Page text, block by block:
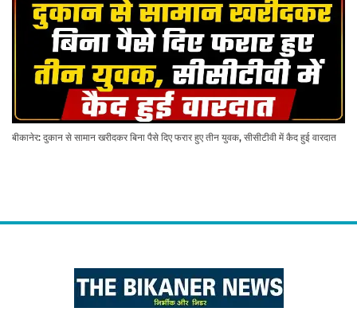
बीकानेर: दुकान से सामान खरीदकर बिना पैसे दिए फरार हुए तीन युवक, सीसीटीवी में कैद हुई वारदात